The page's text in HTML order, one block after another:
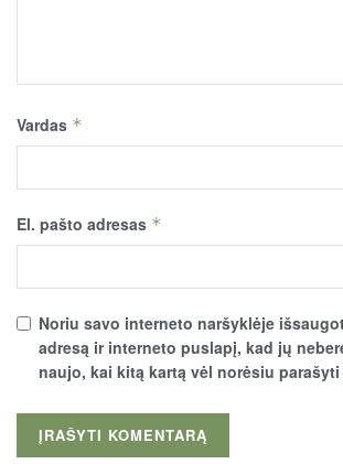
Vardas *
El. pašto adresas *
Noriu savo interneto naršyklėje
adresą ir interneto puslapį, kad jų
naujo, kai kitą kartą vėl norėsiu parašyti